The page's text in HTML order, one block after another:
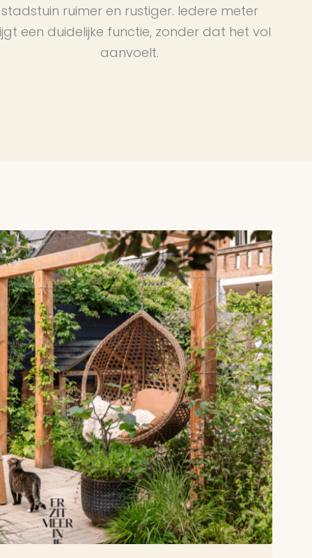
stadstuin ruimer en rustiger. Iedere meter
een duidelijke functie, zonder dat het vol
aanvoelt.